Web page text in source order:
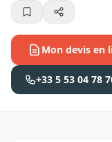
Mon devis en
+33 5 53 04 78